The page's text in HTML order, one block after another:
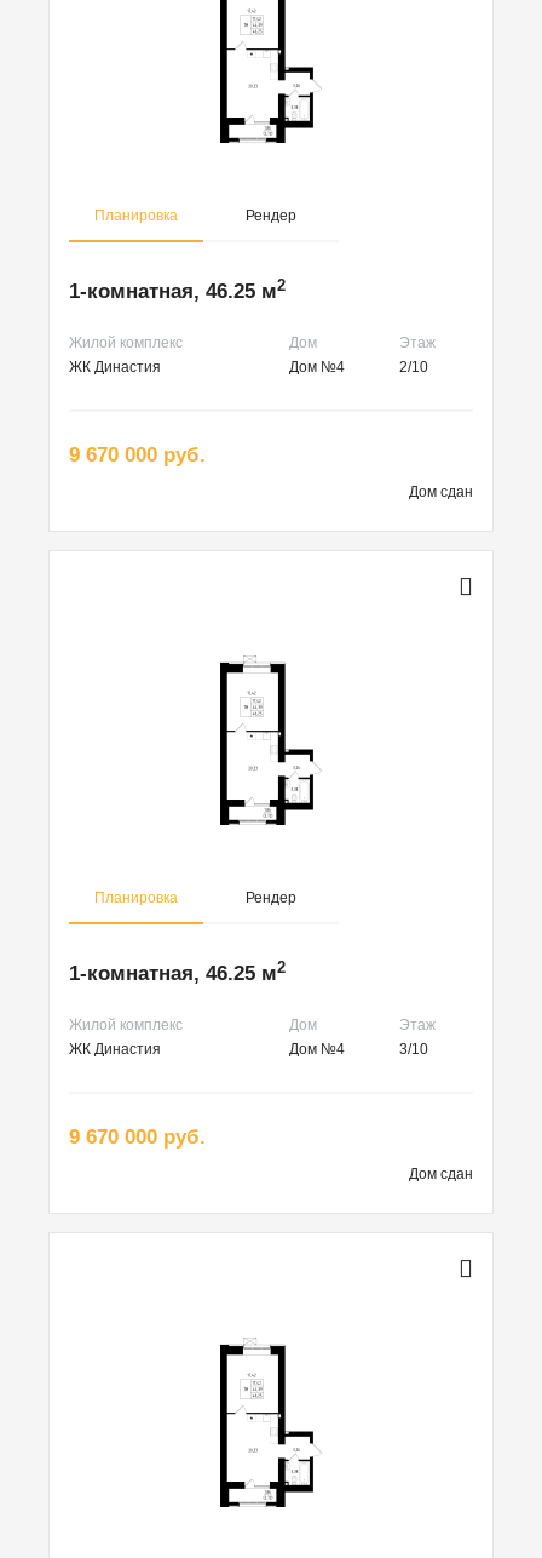
Планировка Рендер
1-комнатная, 46.25 м2
Жилой комплекс Дом
Этаж
ЖК Династия
Дом №4 2/10
9 670 000 руб.
Дом сдан
Планировка Рендер
1-комнатная, 46.25 м2
Жилой комплекс Дом
Этаж
ЖК Династия
Дом №4 3/10
9 670 000 руб.
Дом сдан